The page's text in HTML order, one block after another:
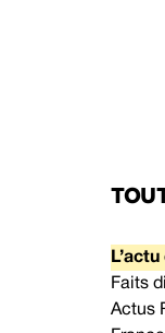
Faits
Actus